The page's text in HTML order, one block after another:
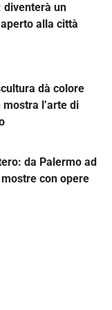
diventerà un
alla città
dà colore
l’arte di
da Palermo ad
con opere